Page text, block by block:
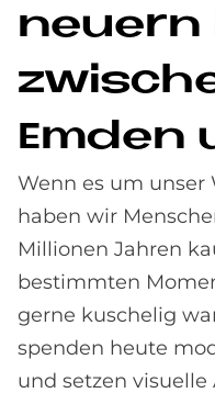
neu­ern
Em­den
Wenn es um unser
haben wir
Millionen Jahren
bestimmten
gerne kuschelig
spenden heute
und setzen